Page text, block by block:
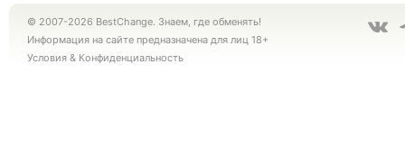
© 2007-2026 BestChange. Знаем, где обменять!
Информация на сайте предназначена для лиц 18+
Условия & Конфиденциальность